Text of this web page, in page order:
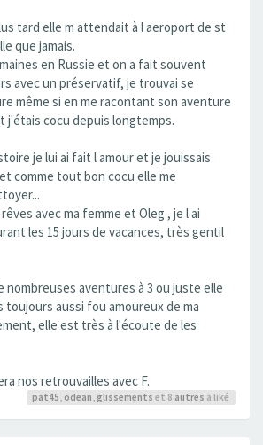
tard elle m attendait à l aeroport de st
que jamais.
en Russie et on a fait souvent
avec un préservatif, je trouvai se
même si en me racontant son aventure
j'étais cocu depuis longtemps.
je lui ai fait l amour et je jouissais
comme tout bon cocu elle me
avec ma femme et Oleg , je l ai
les 15 jours de vacances, très gentil
nombreuses aventures à 3 ou juste elle
toujours aussi fou amoureux de ma
elle est très à l'écoute de les
nos retrouvailles avec F.
pat45 odean glissements et 8 autres a liké